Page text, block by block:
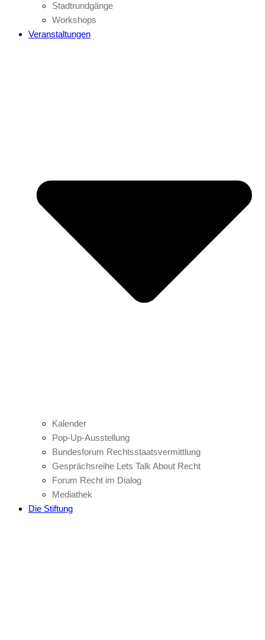
Stadtrundgänge
Workshops
Veranstaltungen
Kalender
Pop-Up-Ausstellung
Bundesforum Rechtsstaatsvermittlung
Gesprächsreihe Lets Talk About Recht
Forum Recht im Dialog
Mediathek
Die Stiftung